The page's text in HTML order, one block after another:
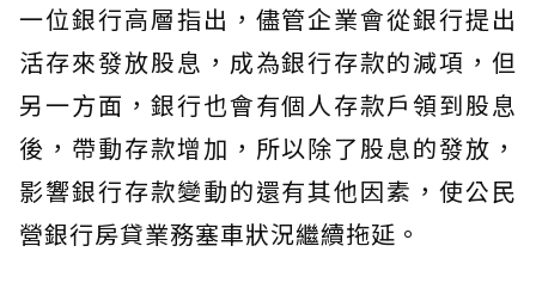
一位銀行高層指出，儘管企業會從銀行提出
活存來發放股息，成為銀行存款的減項，但
另一方面，銀行也會有個人存款戶領到股息
後，帶動存款增加，所以除了股息的發放，
影響銀行存款變動的還有其他因素，使公民
營銀行房貸業務塞車狀況繼續拖延。